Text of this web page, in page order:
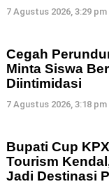
7 Agustus 2026, 3:29 pm
Cegah
Minta Siswa
Diintimidasi
7 Agustus 2026, 3:18 pm
Bupati Cup
Tourism
Jadi Destinasi